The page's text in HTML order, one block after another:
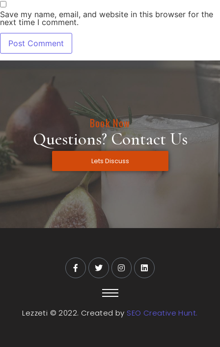
Save my name, email, and website in this browser for the
next time I comment.
Book Now
Questions? Contact Us
Lets Discuss
Lezzeti © 2022. Created by SEO Creative Hunt.